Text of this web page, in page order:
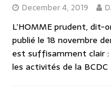
December 4, 2019
L’HOMME prudent, dit-
publié le 18 novembre
est suffisamment clair :
les activités de la BCDC